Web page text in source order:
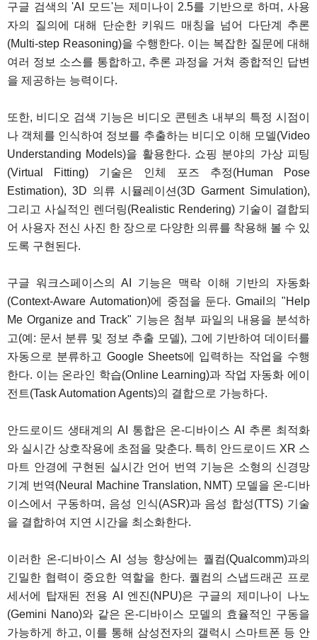
구글 검색의 'AI 모드'는 제미나이 2.5를 기반으로 하며, 사용
자의 질의에 대해 단순한 키워드 매칭을 넘어 다단계 추론
(Multi-step Reasoning)을 수행한다. 이는 복잡한 질문에 대해
여러 정보 소스를 통합하고, 추론 과정을 거쳐 종합적인 답변
을 제공하는 능력이다.
또한, 비디오 검색 기능은 비디오 콘텐츠 내부의 특정 시점이
나 객체를 인식하여 정보를 추출하는 비디오 이해 모델(Video
Understanding Models)을 활용한다. 쇼핑 분야의 가상 피팅
(Virtual Fitting) 기술은 인체 포즈 추정(Human Pose
Estimation), 3D 의류 시뮬레이션(3D Garment Simulation),
그리고 사실적인 렌더링(Realistic Rendering) 기술이 결합되
어 사용자 전신 사진 한 장으로 다양한 의류를 착용해 볼 수 있
도록 구현된다.
구글 워크스페이스의 AI 기능은 맥락 이해 기반의 자동화
(Context-Aware Automation)에 중점을 둔다. Gmail의 "Help
Me Organize and Track" 기능은 첨부 파일의 내용을 분석하
고(예: 문서 분류 및 정보 추출 모델), 그에 기반하여 데이터를
자동으로 분류하고 Google Sheets에 입력하는 작업을 수행
한다. 이는 온라인 학습(Online Learning)과 작업 자동화 에이
전트(Task Automation Agents)의 결합으로 가능하다.
안드로이드 생태계의 AI 통합은 온-디바이스 AI 추론 최적화
와 실시간 상호작용에 초점을 맞춘다. 특히 안드로이드 XR 스
마트 안경에 구현된 실시간 언어 번역 기능은 소형의 신경망
기계 번역(Neural Machine Translation, NMT) 모델을 온-디바
이스에서 구동하며, 음성 인식(ASR)과 음성 합성(TTS) 기술
을 결합하여 지연 시간을 최소화한다.
이러한 온-디바이스 AI 성능 향상에는 퀄컴(Qualcomm)과의
긴밀한 협력이 중요한 역할을 한다. 퀄컴의 스냅드래곤 프로
세서에 탑재된 전용 AI 엔진(NPU)은 구글의 제미나이 나노
(Gemini Nano)와 같은 온-디바이스 모델의 효율적인 구동을
가능하게 하고, 이를 통해 삼성전자의 갤럭시 스마트폰 등 안